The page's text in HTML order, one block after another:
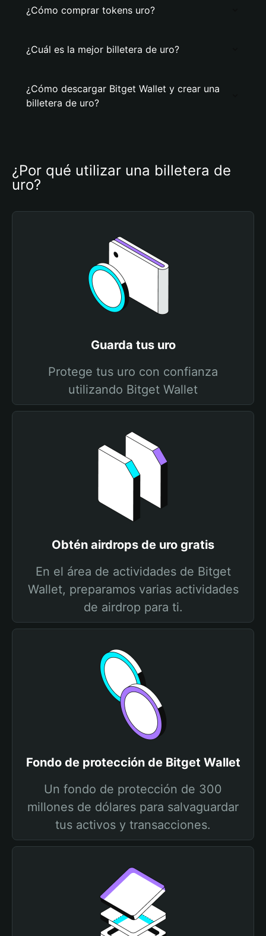
¿Cómo comprar tokens uro?
¿Cuál es la mejor billetera de uro?
¿Cómo descargar Bitget Wallet y crear una
billetera de uro?
¿Por qué utilizar una billetera de
uro?
Guarda tus uro
Protege tus uro con confianza
utilizando Bitget Wallet
Obtén airdrops de uro gratis
En el área de actividades de Bitget
Wallet, preparamos varias actividades
de airdrop para ti.
Fondo de protección de Bitget Wallet
Un fondo de protección de 300
millones de dólares para salvaguardar
tus activos y transacciones.